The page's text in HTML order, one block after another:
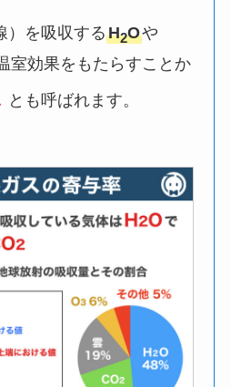
）を吸収するH2Oや
室効果をもたらすことか
とも呼ばれます。